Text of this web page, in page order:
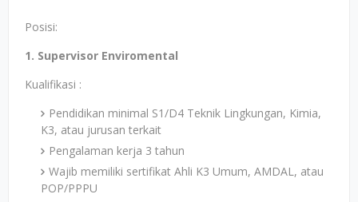
Posisi:
1. Supervisor Enviromental
Kualifikasi :
Pendidikan minimal S1/D4 Teknik Lingkungan, Kimia,
K3, atau jurusan terkait
Pengalaman kerja 3 tahun
Wajib memiliki sertifikat Ahli K3 Umum, AMDAL, atau
POP/PPPU